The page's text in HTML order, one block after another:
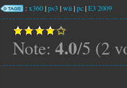
:x360|ps3 |wii|pc|E3 2009
Note: 4.0/5 (2